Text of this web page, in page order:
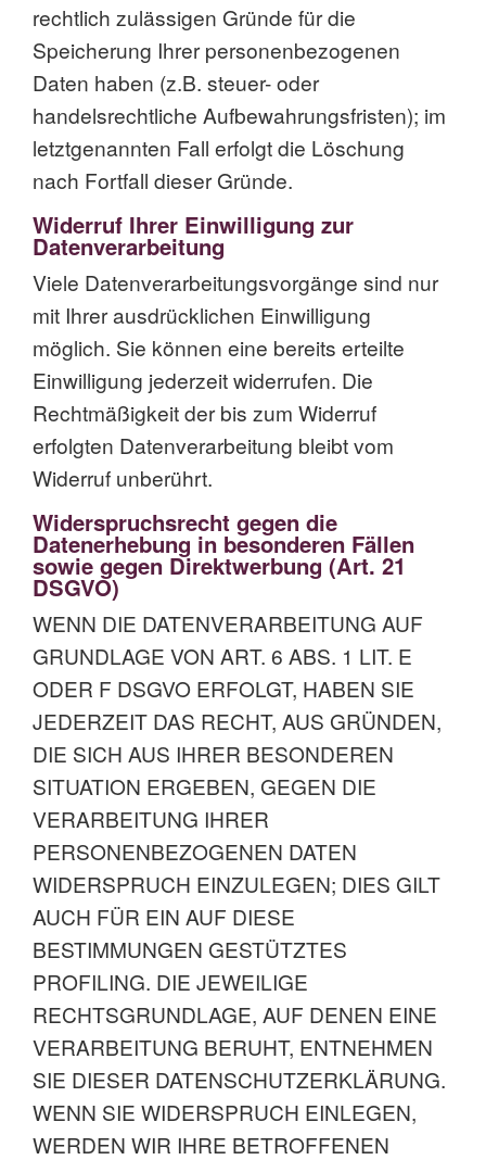
rechtlich zulässigen Gründe für die
Speicherung Ihrer personenbezogenen
Daten haben (z.B. steuer- oder
handelsrechtliche Aufbewahrungsfristen); im
letztgenannten Fall erfolgt die Löschung
nach Fortfall dieser Gründe.
Widerruf Ihrer Einwilligung zur
Datenverarbeitung
Viele Datenverarbeitungsvorgänge sind nur
mit Ihrer ausdrücklichen Einwilligung
möglich. Sie können eine bereits erteilte
Einwilligung jederzeit widerrufen. Die
Rechtmäßigkeit der bis zum Widerruf
erfolgten Datenverarbeitung bleibt vom
Widerruf unberührt.
Widerspruchsrecht gegen die
Datenerhebung in besonderen Fällen
sowie gegen Direktwerbung (Art. 21
DSGVO)
WENN DIE DATENVERARBEITUNG AUF
GRUNDLAGE VON ART. 6 ABS. 1 LIT. E
ODER F DSGVO ERFOLGT, HABEN SIE
JEDERZEIT DAS RECHT, AUS GRÜNDEN,
DIE SICH AUS IHRER BESONDEREN
SITUATION ERGEBEN, GEGEN DIE
VERARBEITUNG IHRER
PERSONENBEZOGENEN DATEN
WIDERSPRUCH EINZULEGEN; DIES GILT
AUCH FÜR EIN AUF DIESE
BESTIMMUNGEN GESTÜTZTES
PROFILING. DIE JEWEILIGE
RECHTSGRUNDLAGE, AUF DENEN EINE
VERARBEITUNG BERUHT, ENTNEHMEN
SIE DIESER DATENSCHUTZERKLÄRUNG.
WENN SIE WIDERSPRUCH EINLEGEN,
WERDEN WIR IHRE BETROFFENEN